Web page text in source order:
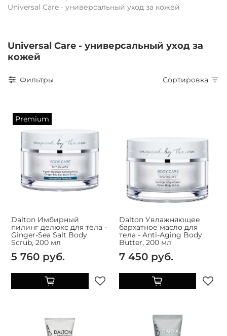
Universal Care - универсальный уход за кожей
Universal Care - универсальный уход за
кожей
Фильтры Сортировка
Premium
Dalton Имбирный
пилинг делюкс для тела -
Ginger-Sea Salt Body
Scrub, 200 мл
5 760 руб.
Dalton Увлажняющее
бархатное масло для
тела - Anti-Aging Body
Butter, 200 мл
7 450 руб.